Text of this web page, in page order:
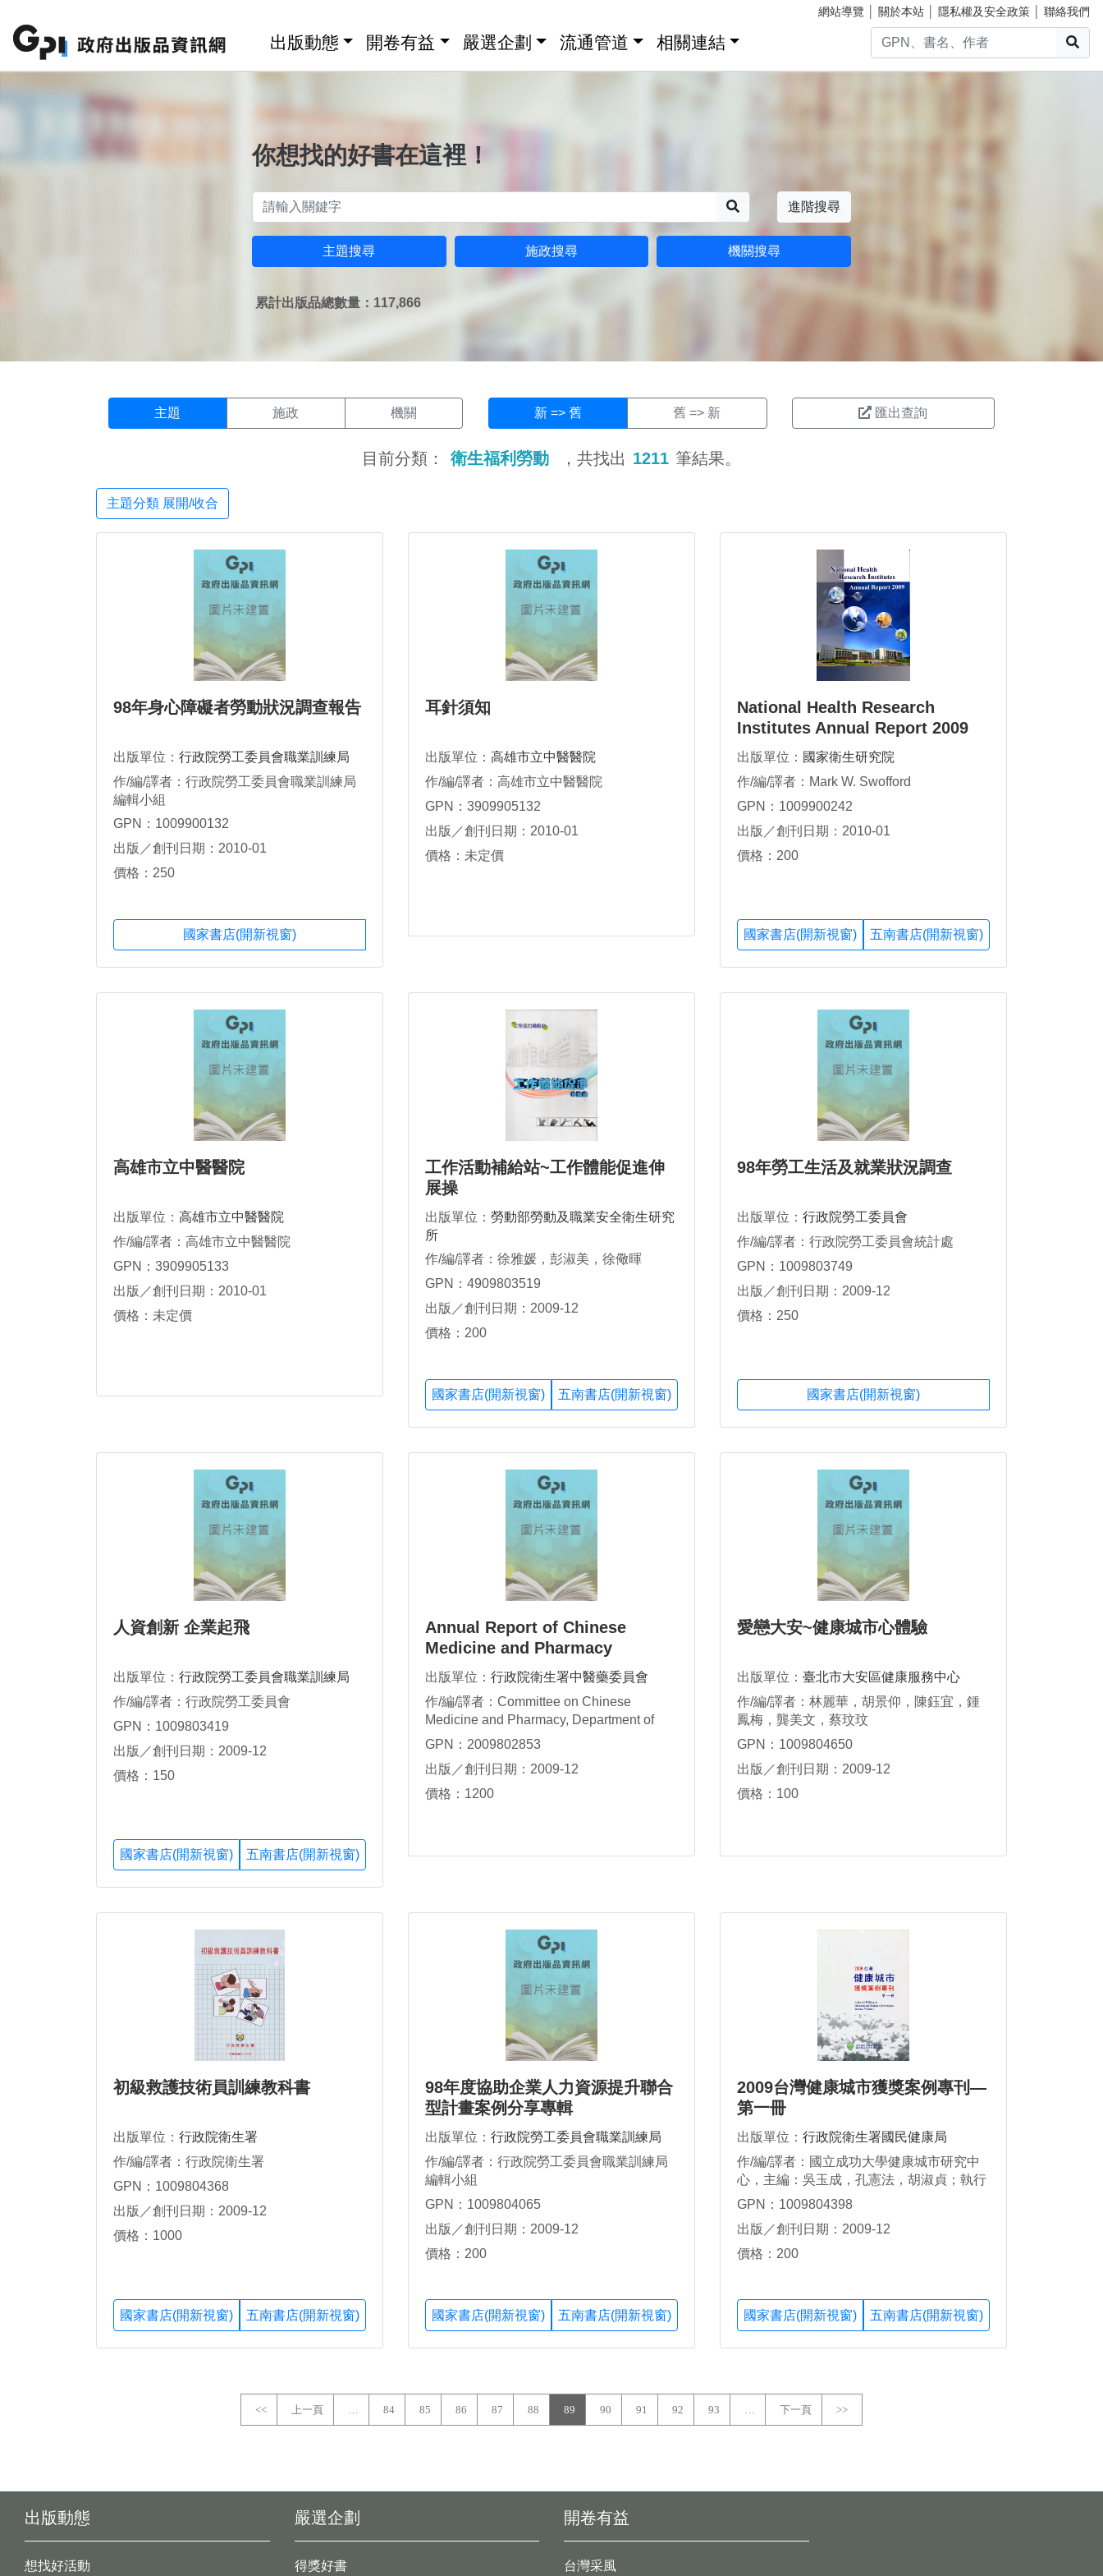
網站導覽 關於本站 隱私權及安全政策 聯絡我們
出版動態 開卷有益 嚴選企劃 流通管道 相關連結
你想找的好書在這裡！
進階搜尋
主題搜尋 施政搜尋 機關搜尋
累計出版品總數量：117,866
主題 施政 機關 新 => 舊 舊 => 新 匯出查詢
目前分類： 衛生福利勞動 ，共找出 1211 筆結果。
主題分類 展開/收合
98年身心障礙者勞動狀況調查報告
出版單位： 行政院勞工委員會職業訓練局
作/編/譯者：行政院勞工委員會職業訓練局
編輯小組
GPN：1009900132
出版／創刊日期：2010-01
價格：250
國家書店(開新視窗)
耳針須知
出版單位： 高雄市立中醫醫院
作/編/譯者：高雄市立中醫醫院
GPN：3909905132
出版／創刊日期：2010-01
價格：未定價
National Health Research
Institutes Annual Report 2009
出版單位： 國家衛生研究院
作/編/譯者：Mark W. Swofford
GPN：1009900242
出版／創刊日期：2010-01
價格：200
國家書店(開新視窗) 五南書店(開新視窗)
高雄市立中醫醫院
出版單位： 高雄市立中醫醫院
作/編/譯者：高雄市立中醫醫院
GPN：3909905133
出版／創刊日期：2010-01
價格：未定價
工作活動補給站~工作體能促進伸
展操
出版單位： 勞動部勞動及職業安全衛生研究
所
作/編/譯者：徐雅媛，彭淑美，徐儆暉
GPN：4909803519
出版／創刊日期：2009-12
價格：200
國家書店(開新視窗) 五南書店(開新視窗)
98年勞工生活及就業狀況調查
出版單位： 行政院勞工委員會
作/編/譯者：行政院勞工委員會統計處
GPN：1009803749
出版／創刊日期：2009-12
價格：250
國家書店(開新視窗)
人資創新 企業起飛
出版單位： 行政院勞工委員會職業訓練局
作/編/譯者：行政院勞工委員會
GPN：1009803419
出版／創刊日期：2009-12
價格：150
國家書店(開新視窗) 五南書店(開新視窗)
Annual Report of Chinese
Medicine and Pharmacy
(R.O.C.)(已停刊)
出版單位： 行政院衛生署中醫藥委員會
作/編/譯者：Committee on Chinese
Medicine and Pharmacy, Department of
Health, Executive Yuan
GPN：2009802853
出版／創刊日期：2009-12
價格：1200
愛戀大安~健康城市心體驗
出版單位： 臺北市大安區健康服務中心
作/編/譯者：林麗華，胡景仰，陳鈺宜，鍾
鳳梅，龔美文，蔡玟玟
GPN：1009804650
出版／創刊日期：2009-12
價格：100
初級救護技術員訓練教科書
出版單位： 行政院衛生署
作/編/譯者：行政院衛生署
GPN：1009804368
出版／創刊日期：2009-12
價格：1000
國家書店(開新視窗) 五南書店(開新視窗)
98年度協助企業人力資源提升聯合
型計畫案例分享專輯
出版單位： 行政院勞工委員會職業訓練局
作/編/譯者：行政院勞工委員會職業訓練局
編輯小組
GPN：1009804065
出版／創刊日期：2009-12
價格：200
國家書店(開新視窗) 五南書店(開新視窗)
2009台灣健康城市獲獎案例專刊—
第一冊
出版單位： 行政院衛生署國民健康局
作/編/譯者：國立成功大學健康城市研究中
心，主編：吳玉成，孔憲法，胡淑貞；執行
編輯：黃廷碩，黃暖晴
GPN：1009804398
出版／創刊日期：2009-12
價格：200
國家書店(開新視窗) 五南書店(開新視窗)
<< 上一頁 84 85 86 87 88 89 90 91 92 93 下一頁 >>
出版動態
想找好活動
開卷有益
台灣采風
嚴選企劃
得獎好書